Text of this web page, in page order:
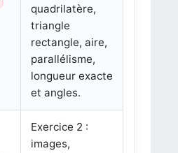
quadrilatère,
triangle
rectangle, aire,
parallélisme,
longueur exacte
et angles.
Exercice 2 :
images,